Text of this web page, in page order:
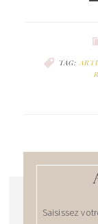
TAG:
Saisissez